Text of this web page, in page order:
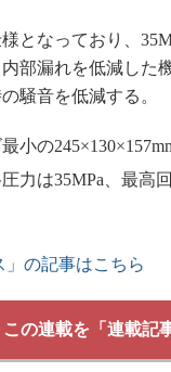
となっており、
部漏れを低減した
騒音を低減する。
の
力は35MPa、最高
の記事はこちら
この連載を「連載記